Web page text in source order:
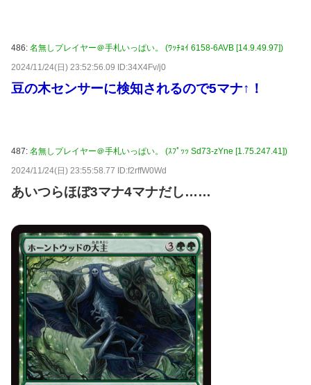
486: 名無しプレイヤー＠手札いっぱい。 (ﾜｯﾁｮｲ 6158-6AVB [14.9.49.97])
2024/11/24(日) 23:52:56.09 ID:34X4Fv/j0
豆の木センサーに検知されるので5マナ↑！
487: 名無しプレイヤー＠手札いっぱい。 (ｽﾌﾟｯｯ Sd73-zYne [1.75.247.41])
2024/11/24(日) 23:55:58.77 ID:f2rffW0Wd
あいつらほぼ3マナ4マナだし……